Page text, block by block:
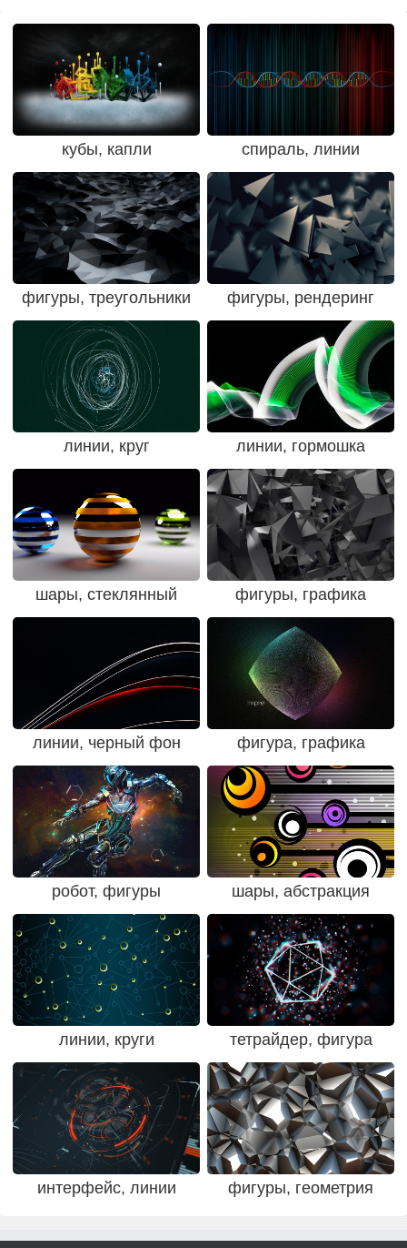
кубы, капли спираль, линии
фигуры, треугольники фигуры, рендеринг
линии, круг линии, гормошка
шары, стеклянный фигуры, графика
линии, черный фон фигура, графика
робот, фигуры шары, абстракция
линии, круги тетрайдер, фигура
интерфейс, линии фигуры, геометрия